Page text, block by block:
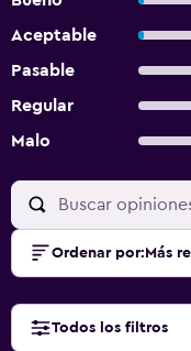
Aceptable
Pasable
Regular
Malo
Ordenar por: Más
Todos los filtros